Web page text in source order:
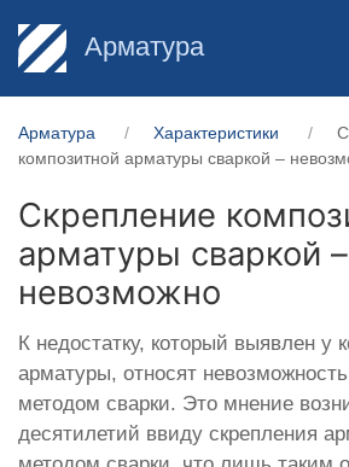
Арматура
Арматура Характеристики
композитной арматуры сваркой –
Скрепление
арматуры сваркой –
невозможно
К недостатку, который выявлен у
арматуры, относят
методом сварки. Это мнение
десятилетий ввиду скрепления